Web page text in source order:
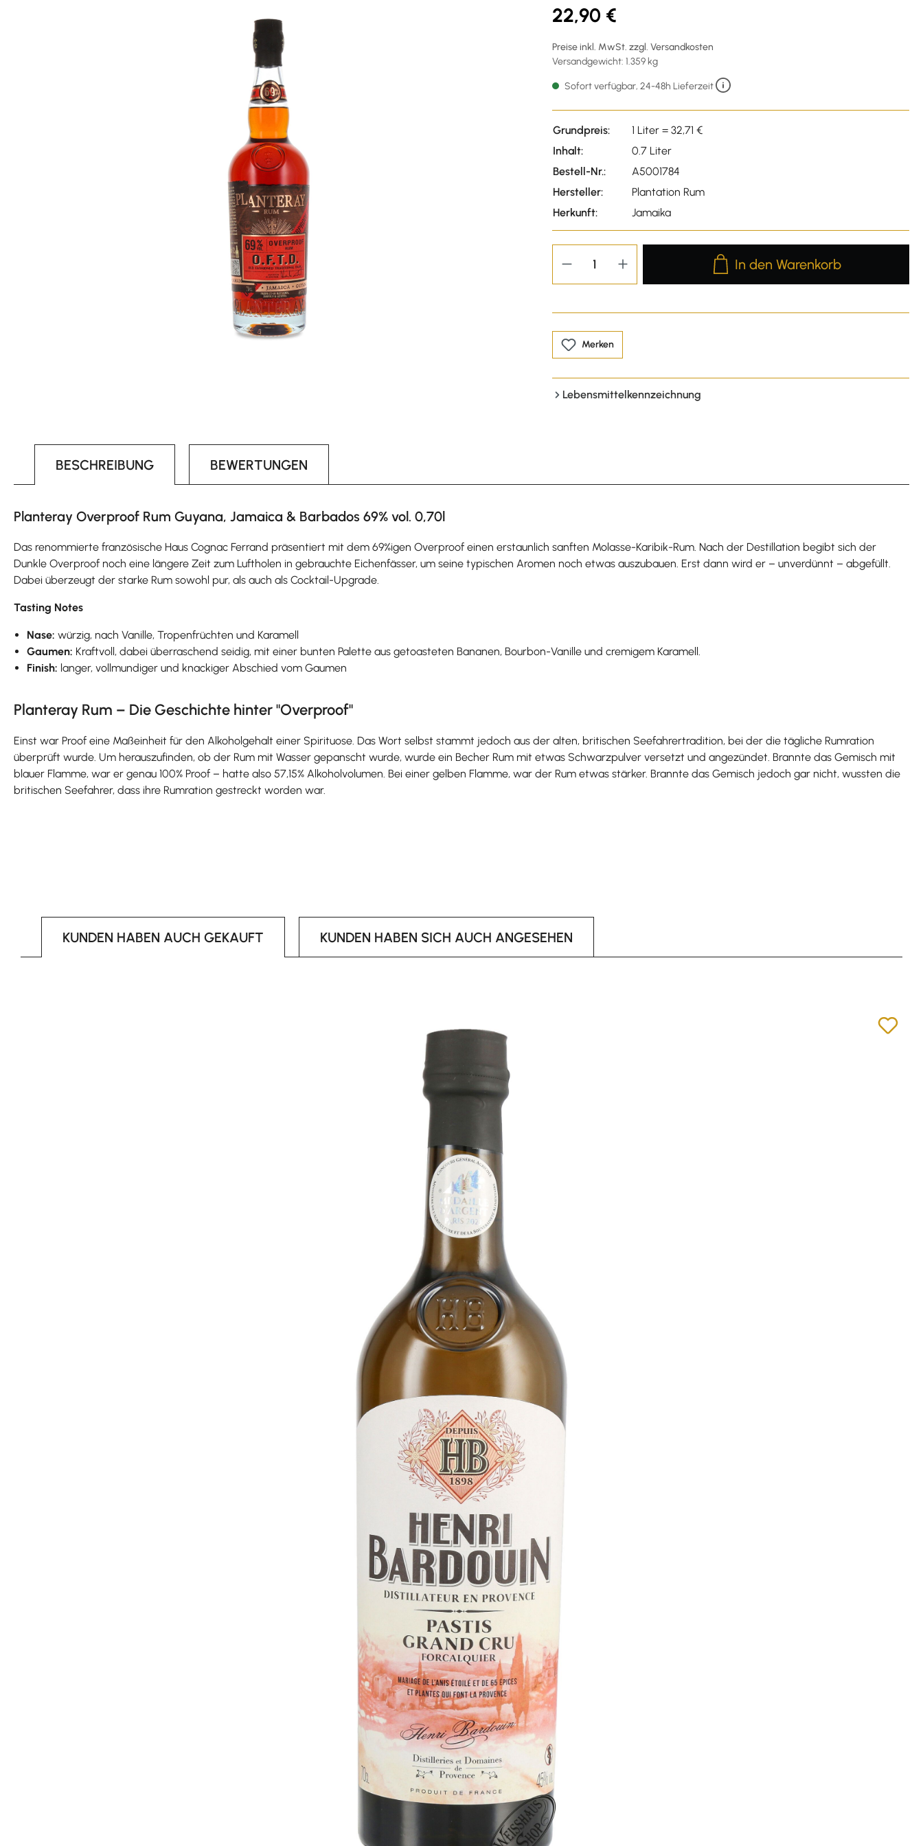
22,90 €
Preise inkl. MwSt. zzgl. Versandkosten
Versandgewicht: 1.359 kg
Sofort verfügbar, 24-48h Lieferzeit
Grundpreis:
1 Liter = 32,71 €
Inhalt:
0.7 Liter
Bestell-Nr.:
A5001784
Hersteller:
Plantation Rum
Herkunft:
Jamaika
Produkt Anzahl: Gib den
In den Warenkorb
Merken
Lebensmittelkennzeichnung
BESCHREIBUNG BEWERTUNGEN
Planteray Overproof Rum Guyana, Jamaica & Barbados 69% vol. 0,70l
Das renommierte französische Haus Cognac Ferrand präsentiert mit dem 69%igen Overproof einen erstaunlich sanften Molasse-Karibik-Rum. Nach der Destillation begibt sich der
Dunkle Overproof noch eine längere Zeit zum Luftholen in gebrauchte Eichenfässer, um seine typischen Aromen noch etwas auszubauen. Erst dann wird er – unverdünnt – abgefüllt.
Dabei überzeugt der starke Rum sowohl pur, als auch als Cocktail-Upgrade.
Tasting Notes
Nase: würzig, nach Vanille, Tropenfrüchten und Karamell
Gaumen: Kraftvoll, dabei überraschend seidig, mit einer bunten Palette aus getoasteten Bananen, Bourbon-Vanille und cremigem Karamell.
Finish: langer, vollmundiger und knackiger Abschied vom Gaumen
Planteray Rum – Die Geschichte hinter "Overproof"
Einst war Proof eine Maßeinheit für den Alkoholgehalt einer Spirituose. Das Wort selbst stammt jedoch aus der alten, britischen Seefahrertradition, bei der die tägliche Rumration
überprüft wurde. Um herauszufinden, ob der Rum mit Wasser gepanscht wurde, wurde ein Becher Rum mit etwas Schwarzpulver versetzt und angezündet. Brannte das Gemisch mit
blauer Flamme, war er genau 100% Proof – hatte also 57,15% Alkoholvolumen. Bei einer gelben Flamme, war der Rum etwas stärker. Brannte das Gemisch jedoch gar nicht, wussten die
britischen Seefahrer, dass ihre Rumration gestreckt worden war.
KUNDEN HABEN AUCH GEKAUFT KUNDEN HABEN SICH AUCH ANGESEHEN